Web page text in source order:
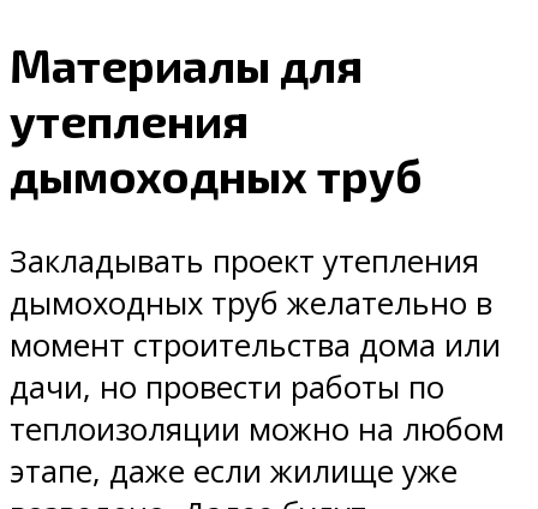
Материалы для
утепления
дымоходных труб
Закладывать проект утепления
дымоходных труб желательно в
момент строительства дома или
дачи, но провести работы по
теплоизоляции можно на любом
этапе, даже если жилище уже